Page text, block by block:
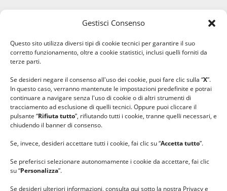
Gestisci Consenso
Questo sito utilizza diversi tipi di cookie tecnici per garantire il suo
corretto funzionamento, oltre a cookie statistici, inclusi quelli forniti da
terze parti.
Se desideri negare il consenso all'uso dei cookie, puoi fare clic sulla “X”.
In questo caso, verranno mantenute le impostazioni predefinite e potrai
continuare a navigare senza l'uso di cookie o di altri strumenti di
tracciamento ad esclusione di quelli tecnici. Oppure puoi cliccare il
pulsante “Rifiuta tutto”, rifiutando tutti i cookie, tranne quelli necessari, e
chiudendo il banner di consenso.
Se, invece, desideri accettare tutti i cookie, fai clic su “Accetta tutto”.
Se preferisci selezionare autonomamente i cookie da accettare, fai clic
su “Personalizza”.
Se desideri ulteriori informazioni, consulta qui sotto la nostra Privacy e
#lanaterapia
#ilcaloredellempatia